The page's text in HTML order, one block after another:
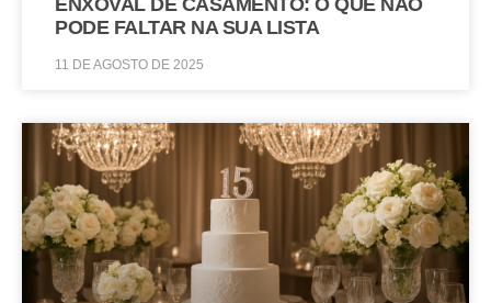
PODE FALTAR NA SUA LISTA
11 DE AGOSTO DE 2025